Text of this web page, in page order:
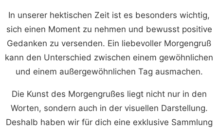
In unserer hektischen Zeit ist es besonders wichtig,
sich einen Moment zu nehmen und bewusst positive
Gedanken zu versenden. Ein liebevoller Morgengruß
kann den Unterschied zwischen einem gewöhnlichen
und einem außergewöhnlichen Tag ausmachen.
Die Kunst des Morgengrußes liegt nicht nur in den
Worten, sondern auch in der visuellen Darstellung.
Deshalb haben wir für dich eine exklusive Sammlung